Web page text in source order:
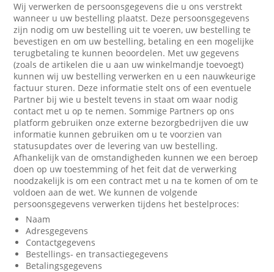
Wij verwerken de persoonsgegevens die u ons verstrekt
wanneer u uw bestelling plaatst. Deze persoonsgegevens
zijn nodig om uw bestelling uit te voeren, uw bestelling te
bevestigen en om uw bestelling, betaling en een mogelijke
terugbetaling te kunnen beoordelen. Met uw gegevens
(zoals de artikelen die u aan uw winkelmandje toevoegt)
kunnen wij uw bestelling verwerken en u een nauwkeurige
factuur sturen. Deze informatie stelt ons of een eventuele
Partner bij wie u bestelt tevens in staat om waar nodig
contact met u op te nemen. Sommige Partners op ons
platform gebruiken onze externe bezorgbedrijven die uw
informatie kunnen gebruiken om u te voorzien van
statusupdates over de levering van uw bestelling.
Afhankelijk van de omstandigheden kunnen we een beroep
doen op uw toestemming of het feit dat de verwerking
noodzakelijk is om een contract met u na te komen of om te
voldoen aan de wet. We kunnen de volgende
persoonsgegevens verwerken tijdens het bestelproces:
Naam
Adresgegevens
Contactgegevens
Bestellings- en transactiegegevens
Betalingsgegevens